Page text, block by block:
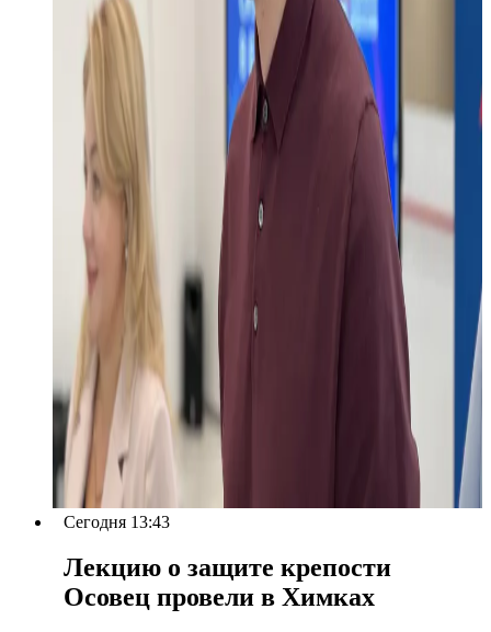
Сегодня 13:43
Лекцию о защите крепости
Осовец провели в Химках